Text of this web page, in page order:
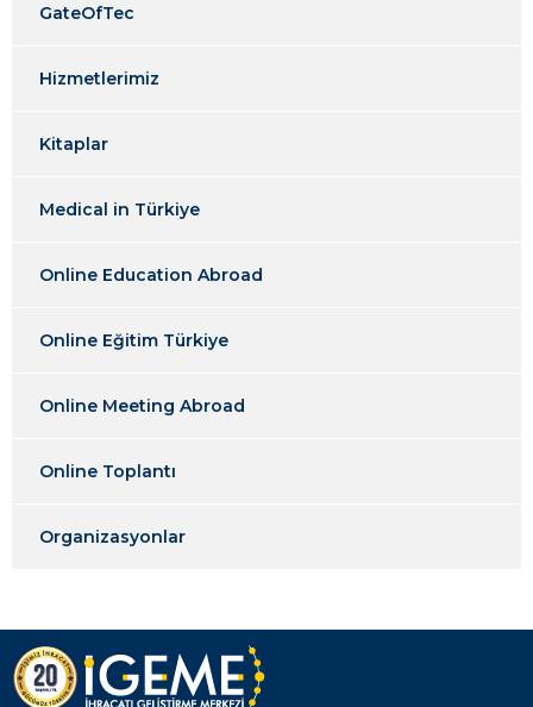
GateOfTec
Hizmetlerimiz
Kitaplar
Medical in Türkiye
Online Education Abroad
Online Eğitim Türkiye
Online Meeting Abroad
Online Toplantı
Organizasyonlar